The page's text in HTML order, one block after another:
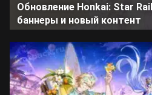
Обновление Honkai: Star
баннеры и новый контент